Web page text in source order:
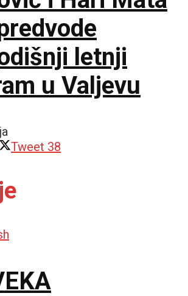
letnji
u Valjevu
Tweet 38